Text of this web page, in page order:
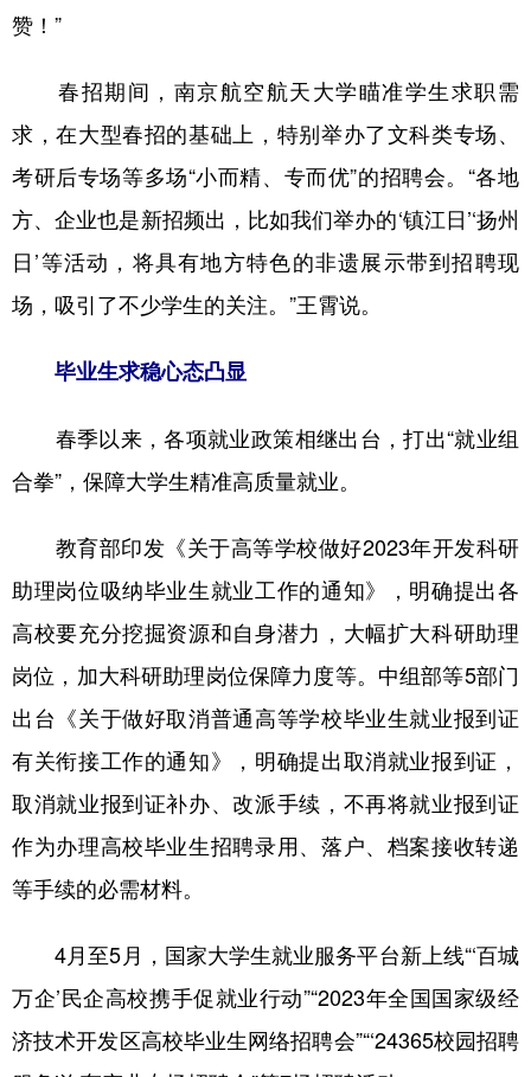
赞！”
春招期间，南京航空航天大学瞄准学生求职需
求，在大型春招的基础上，特别举办了文科类专场、
考研后专场等多场“小而精、专而优”的招聘会。“各地
方、企业也是新招频出，比如我们举办的‘镇江日’‘扬州
日’等活动，将具有地方特色的非遗展示带到招聘现
场，吸引了不少学生的关注。”王霄说。
毕业生求稳心态凸显
春季以来，各项就业政策相继出台，打出“就业组
合拳”，保障大学生精准高质量就业。
教育部印发《关于高等学校做好2023年开发科研
助理岗位吸纳毕业生就业工作的通知》，明确提出各
高校要充分挖掘资源和自身潜力，大幅扩大科研助理
岗位，加大科研助理岗位保障力度等。中组部等5部门
出台《关于做好取消普通高等学校毕业生就业报到证
有关衔接工作的通知》，明确提出取消就业报到证，
取消就业报到证补办、改派手续，不再将就业报到证
作为办理高校毕业生招聘录用、落户、档案接收转递
等手续的必需材料。
4月至5月，国家大学生就业服务平台新上线“‘百城
万企’民企高校携手促就业行动”“2023年全国国家级经
济技术开发区高校毕业生网络招聘会”“‘24365校园招聘